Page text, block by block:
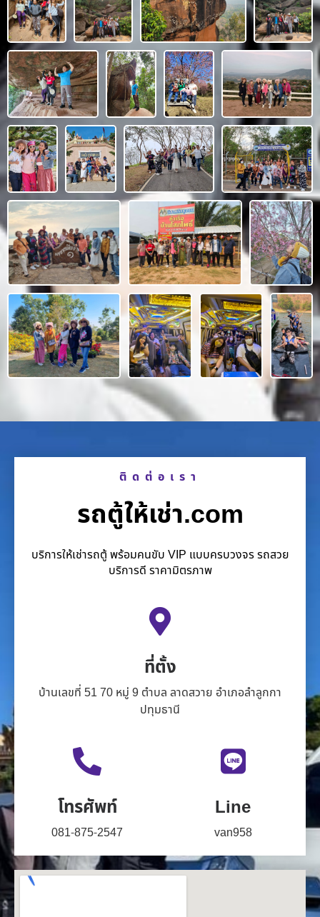
ติดต่อเรา
รถตู้ให้เช่า.com
บริการให้เช่ารถตู้ พร้อมคนขับ VIP แบบครบวงจร รถสวย
บริการดี ราคามิตรภาพ
ที่ตั้ง
บ้านเลขที่ 51 70 หมู่ 9 ตำบล ลาดสวาย อำเภอลำลูกกา
ปทุมธานี
โทรศัพท์
081-875-2547
Line
van958